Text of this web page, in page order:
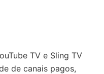
TV e Sling TV
de canais pagos,